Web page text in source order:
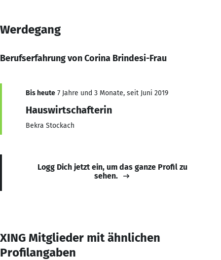
Werdegang
Berufserfahrung von Corina Brindesi-Frau
Bis heute 7 Jahre und 3 Monate, seit Juni 2019
Hauswirtschafterin
Bekra Stockach
Logg Dich jetzt ein, um das ganze Profil zu
sehen.
XING Mitglieder mit ähnlichen
Profilangaben